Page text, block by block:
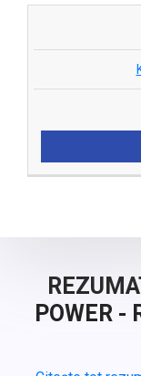
POWER -